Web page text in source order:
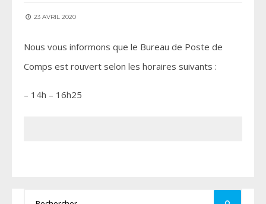
23 AVRIL 2020
Nous vous informons que le Bureau de Poste de
Comps est rouvert selon les horaires suivants :
– 14h – 16h25